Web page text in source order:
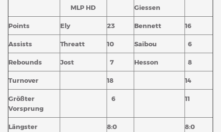
MLP HD Giessen
Points Ely 23 Bennett 16
Assists Threatt 10 Saibou 6
Rebounds Jost 7 Hesson 8
Turnover 18 14
Größter
Vorsprung
6 11
Längster
8:0 8:0